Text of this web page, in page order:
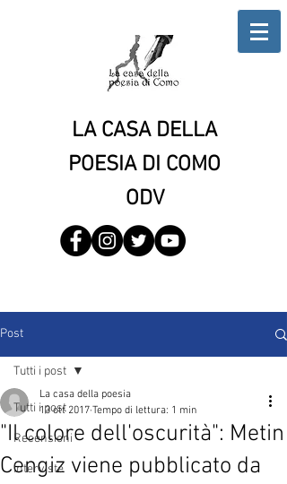
LA CASA DELLA
POESIA DI COMO
ODV
Post
Tutti i post
Recensioni
Interviste
Tutti i post
"Il colore dell'oscurità": Metin
Cengiz viene pubblicato da
La casa della poesia
13 ott 2017 Tempo di lettura: 1 min